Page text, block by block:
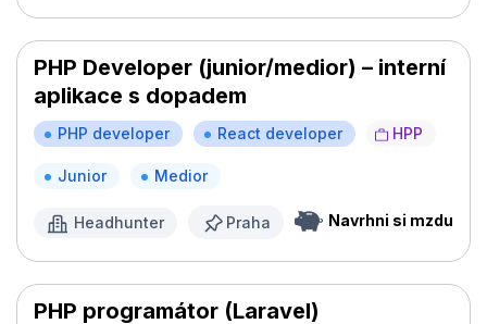
PHP Developer (junior/medior) – interní
aplikace s dopadem
PHP developer React developer HPP
Junior Medior
Headhunter Praha Navrhni si mzdu
PHP programátor (Laravel)